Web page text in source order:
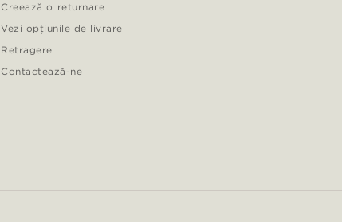
Creează o returnare
Vezi opțiunile de livrare
Retragere
Contactează-ne